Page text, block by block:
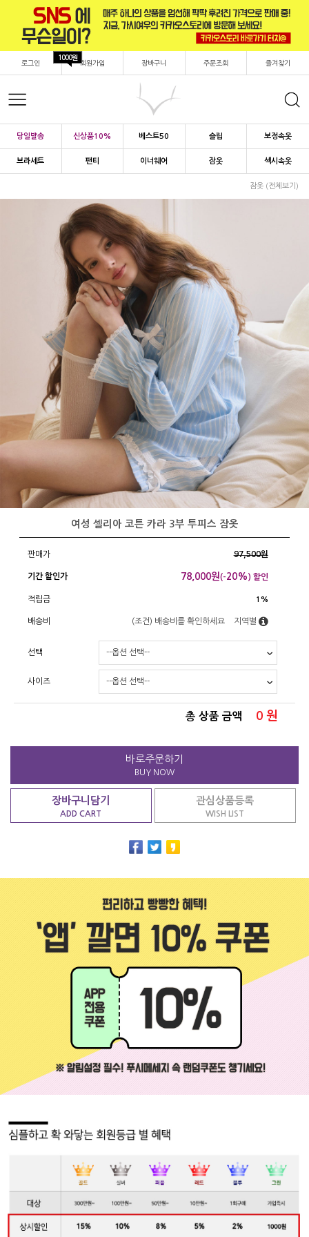
로그인 회원가입
1000원
장바구니 주문조회 즐겨찾기
당일발송 신상품10% 베스트50 슬립 보정속옷
브라세트 팬티 이너웨어 잠옷 섹시속옷
잠옷 (전체보기)
여성 셀리아 코튼 카라 3부 투피스 잠옷
판매가 97,500원
기간 할인가 78,000원(-20%) 할인
적립금 1%
배송비 (조건) 배송비를 확인하세요 지역별
선택
사이즈
총 상품 금액 0 원
바로주문하기
BUY NOW
장바구니담기
ADD CART
관심상품등록
WISH LIST